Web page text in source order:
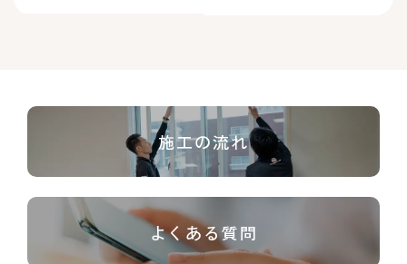
施工の流れ
よくある質問